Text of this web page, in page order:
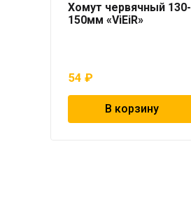
Хомут червячный 130-
150мм «ViEiR»
54 ₽
В корзину